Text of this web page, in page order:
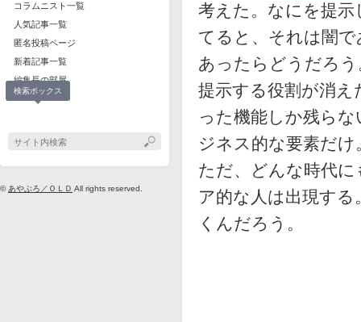
コラムニスト一覧
人気記事一覧
匿名投稿ページ
新着記事一覧
編集長の部屋
検索ボックス
© あやぶろ／ＯＬＤ All rights reserved.
考えた。なにを提
てると、それは闇
あったらどうだろう
提示する役割が消
った機能しか残ら
ジネス的な要素だけ
ただ、どんな時代
ア的な人は出現す
くんだろう。